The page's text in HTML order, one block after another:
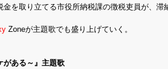
を取り立てる市役所納税課の徴税吏員が、
Zoneが主題歌でも盛り上げていく。
がある～ 』主題歌